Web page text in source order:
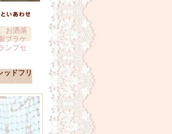
お洒落
ブラケ
ンプセ
ッドフリ